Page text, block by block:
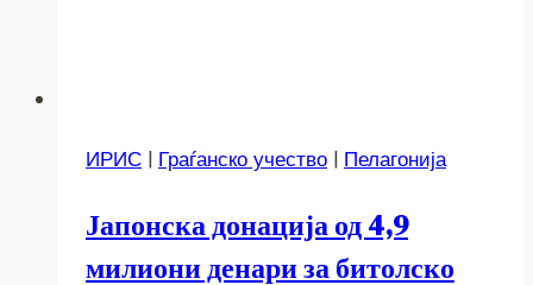
ИРИС | Граѓанско учество | Пелагонија
Јапонска донација од 4,9
милиони денари за битолско